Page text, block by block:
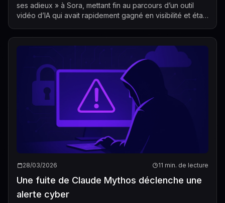
ses adieux » à Sora, mettant fin au parcours d’un outil
vidéo d’IA qui avait rapidement gagné en visibilité et était
28/03/2026 11 min. de lecture
Une fuite de Claude Mythos déclenche une
alerte cyber